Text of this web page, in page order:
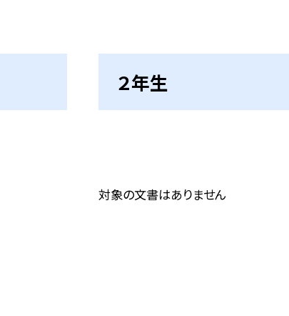
２年生
対象の文書はありません